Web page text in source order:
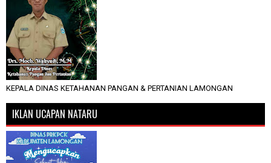
KEPALA DINAS KETAHANAN PANGAN & PERTANIAN LAMONGAN
IKLAN UCAPAN NATARU